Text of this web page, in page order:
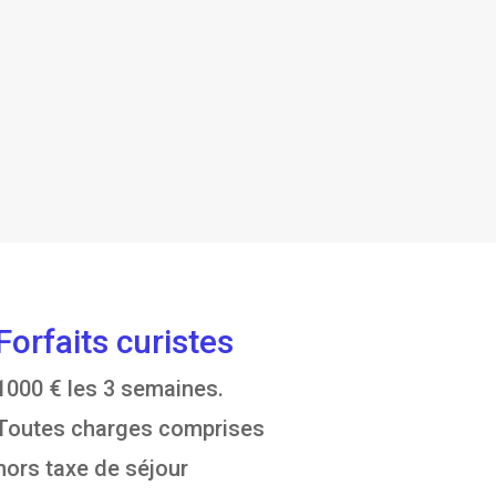
curistes
€ les 3 semaines.
charges comprises
taxe de séjour